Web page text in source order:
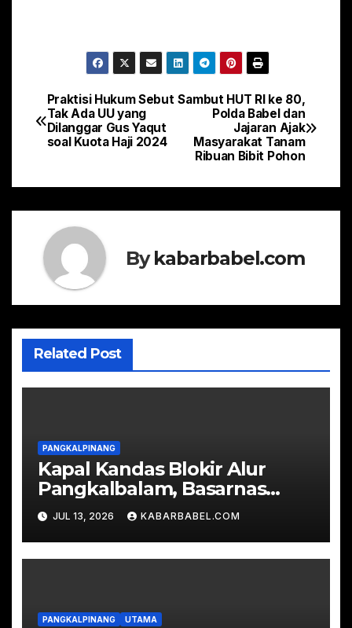
Navigasi
pos
Sambut HUT RI ke 80,
Polda Babel dan
Jajaran Ajak
Masyarakat Tanam
Ribuan Bibit Pohon
Praktisi Hukum Sebut
Tak Ada UU yang
Dilanggar Gus Yaqut
soal Kuota Haji 2024
Bykabarbabel.com
Related Post
PANGKALPINANG
Kapal Kandas Blokir Alur
Pangkalbalam, Basarnas
Evakuasi Ratusan
Penumpang
JUL 13, 2026 KABARBABEL.COM
PANGKALPINANG UTAMA